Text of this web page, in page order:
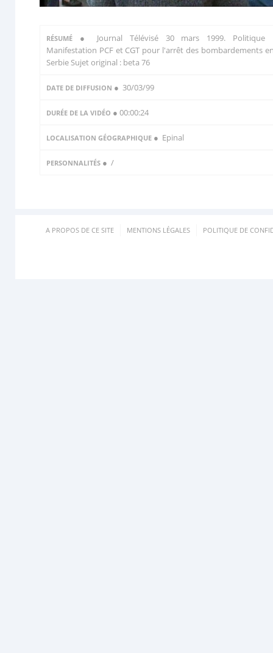
RÉSUMÉ ● Journal Télévisé 30 mars 1999. Politique
Manifestation PCF et CGT pour l'arrêt des bombardements
Serbie Sujet original : beta 76
DATE DE DIFFUSION ● 30/03/99
DURÉE DE LA VIDÉO ● 00:00:24
LOCALISATION GÉOGRAPHIQUE ● Epinal
PERSONNALITÉS ● /
A PROPOS DE CE SITE MENTIONS LÉGALES POLITIQUE DE